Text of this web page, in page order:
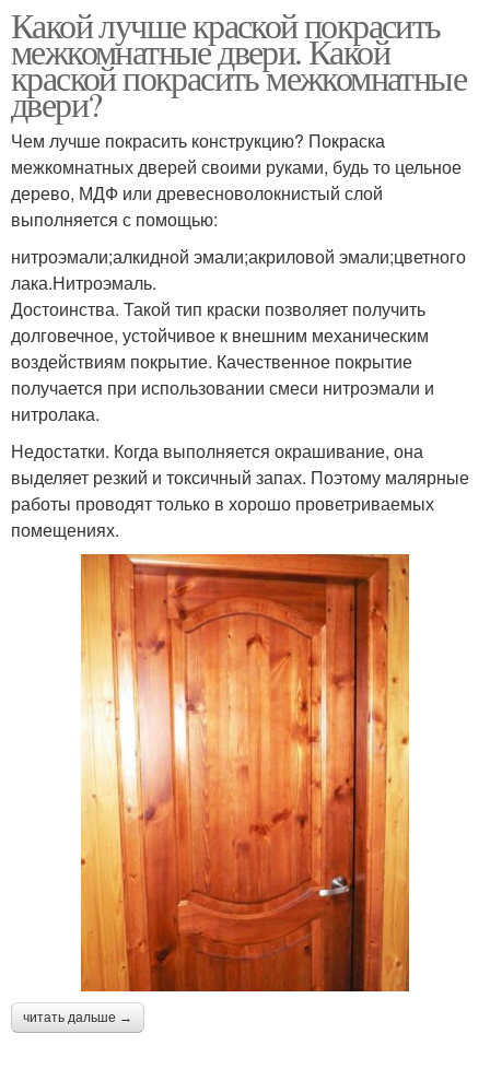
Какой лучше краской покрасить
межкомнатные двери. Какой
краской покрасить межкомнатные
двери?
Чем лучше покрасить конструкцию? Покраска
межкомнатных дверей своими руками, будь то цельное
дерево, МДФ или древесноволокнистый слой
выполняется с помощью:
нитроэмали;алкидной эмали;акриловой эмали;цветного
лака.Нитроэмаль.
Достоинства. Такой тип краски позволяет получить
долговечное, устойчивое к внешним механическим
воздействиям покрытие. Качественное покрытие
получается при использовании смеси нитроэмали и
нитролака.
Недостатки. Когда выполняется окрашивание, она
выделяет резкий и токсичный запах. Поэтому малярные
работы проводят только в хорошо проветриваемых
помещениях.
читать дальше →